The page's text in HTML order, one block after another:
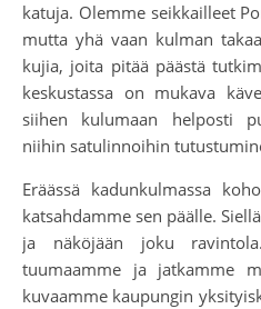
katuja. Olemme seikkailleet
mutta yhä vaan kulman
kujia, joita pitää päästä
keskustassa on mukava
siihen kulumaan helposti
niihin satulinnoihin
Eräässä kadunkulmassa
katsahdamme sen päälle.
ja näköjään joku
tuumaamme ja jatkamme
kuvaamme kaupungin